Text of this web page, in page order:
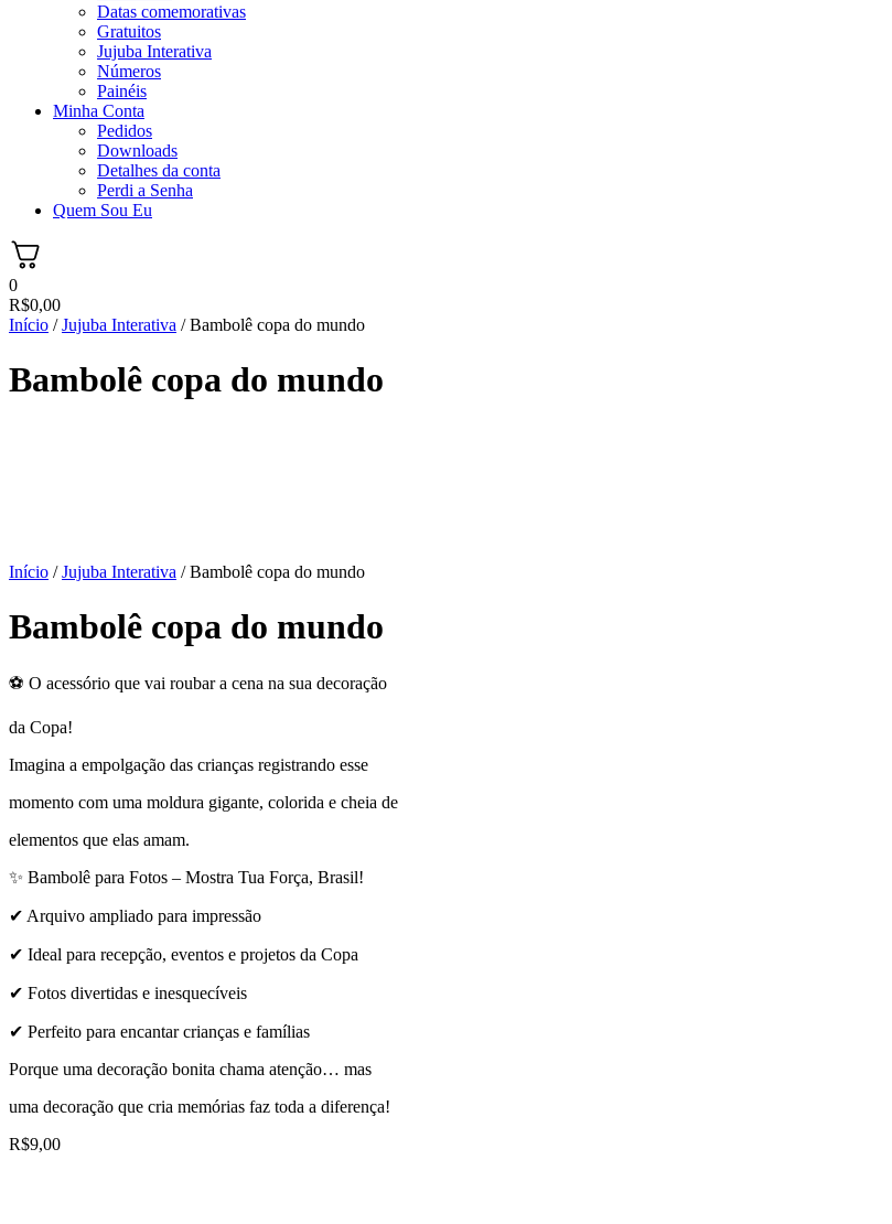
Datas comemorativas
Gratuitos
Jujuba Interativa
Números
Painéis
Minha Conta
Pedidos
Downloads
Detalhes da conta
Perdi a Senha
Quem Sou Eu
0
R$0,00
Início /Jujuba Interativa / Bambolê copa do mundo
Bambolê copa do mundo
Início /Jujuba Interativa / Bambolê copa do mundo
Bambolê copa do mundo
⚽ O acessório que vai roubar a cena na sua decoração
da Copa!
Imagina a empolgação das crianças registrando esse
momento com uma moldura gigante, colorida e cheia de
elementos que elas amam.
✨ Bambolê para Fotos – Mostra Tua Força, Brasil!
✔ Arquivo ampliado para impressão
✔ Ideal para recepção, eventos e projetos da Copa
✔ Fotos divertidas e inesquecíveis
✔ Perfeito para encantar crianças e famílias
Porque uma decoração bonita chama atenção… mas
uma decoração que cria memórias faz toda a diferença!
R$9,00